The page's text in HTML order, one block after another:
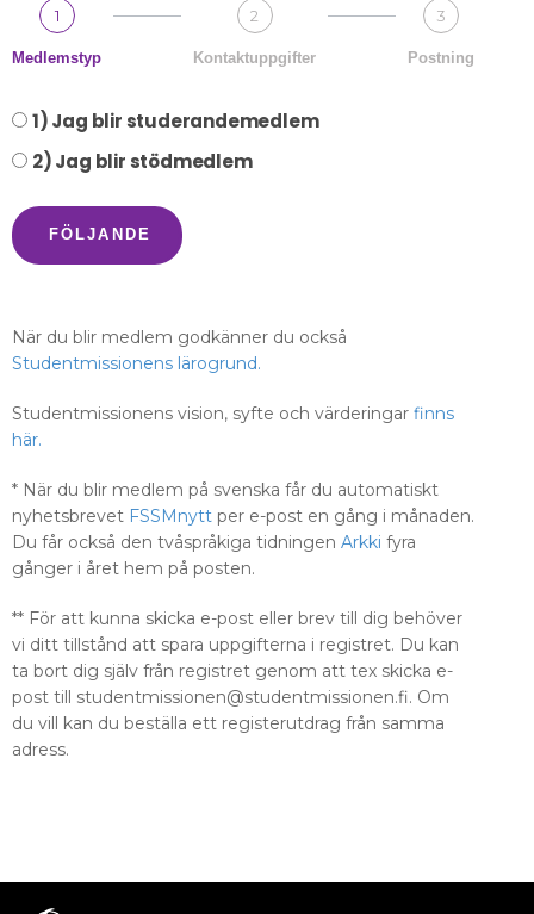
1
Medlemstyp
2
Kontaktuppgifter
3
Postning
1) Jag blir studerandemedlem
2) Jag blir stödmedlem
FÖLJANDE
När du blir medlem godkänner du också
Studentmissionens lärogrund.
Studentmissionens vision, syfte och värderingar finns
här.
* När du blir medlem på svenska får du automatiskt
nyhetsbrevet FSSMnytt per e-post en gång i månaden.
Du får också den tvåspråkiga tidningen Arkki fyra
gånger i året hem på posten.
** För att kunna skicka e-post eller brev till dig behöver
vi ditt tillstånd att spara uppgifterna i registret. Du kan
ta bort dig själv från registret genom att tex skicka e-
post till studentmissionen@studentmissionen.fi. Om
du vill kan du beställa ett registerutdrag från samma
adress.